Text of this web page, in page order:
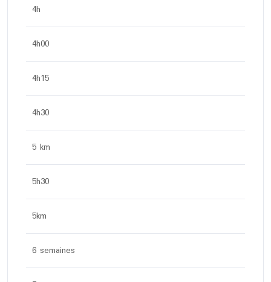
4h
4h00
4h15
4h30
5 km
5h30
5km
6 semaines